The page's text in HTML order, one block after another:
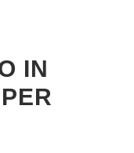
IN